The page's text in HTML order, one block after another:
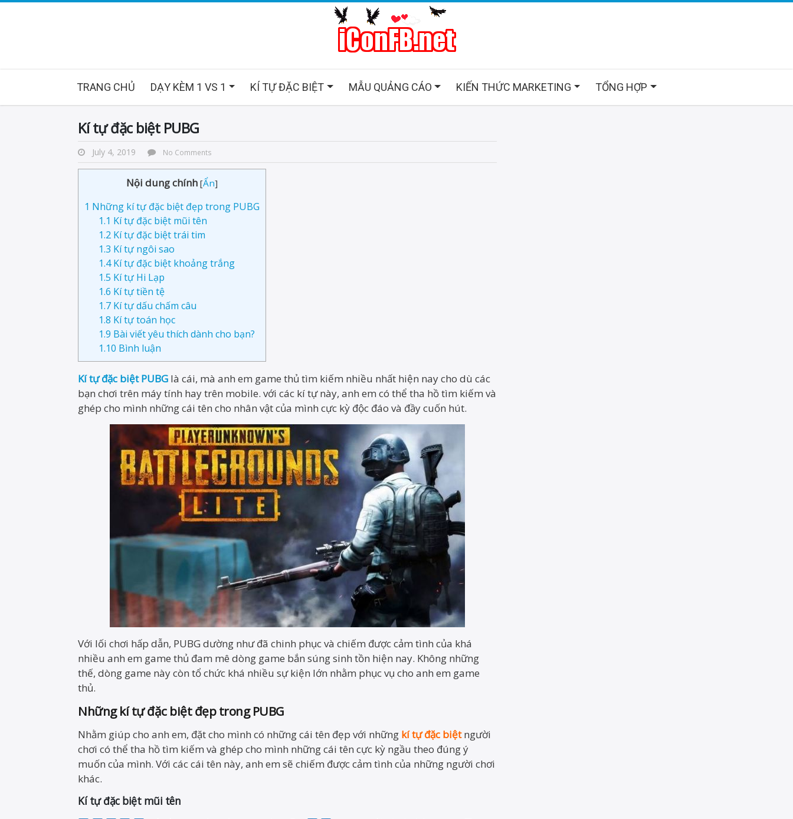
TRANG CHỦ DẠY KÈM 1 VS 1 KÍ TỰ ĐẶC BIỆT MẪU QUẢNG CÁO KIẾN THỨC MARKETING TỔNG HỢP
Kí tự đặc biệt PUBG
July 4, 2019 No Comments
Nội dung chính [Ẩn]
1 Những kí tự đặc biệt đẹp trong PUBG
1.1 Kí tự đặc biệt mũi tên
1.2 Kí tự đặc biệt trái tim
1.3 Kí tự ngôi sao
1.4Kí tự đặc biệt khoảng trắng
1.5 Kí tự Hi Lạp
1.6 Kí tự tiền tệ
1.7 Kí tự dấu chấm câu
1.8 Kí tự toán học
1.9 Bài viết yêu thích dành cho bạn?
1.10 Bình luận
Kí tự đặc biệt PUBG là cái, mà anh em game thủ tìm kiếm nhiều nhất hiện nay cho dù các
bạn chơi trên máy tính hay trên mobile. với các kí tự này, anh em có thể tha hồ tìm kiếm và
ghép cho mình những cái tên cho nhân vật của mình cực kỳ độc đáo và đầy cuốn hút.
Với lối chơi hấp dẫn, PUBG dường như đã chinh phục và chiếm được cảm tình của khá
nhiều anh em game thủ đam mê dòng game bắn súng sinh tồn hiện nay. Không những
thế, dòng game này còn tổ chức khá nhiều sự kiện lớn nhằm phục vụ cho anh em game
thủ.
Những kí tự đặc biệt đẹp trong PUBG
Nhằm giúp cho anh em, đặt cho mình có những cái tên đẹp với những kí tự đặc biệtngười
chơi có thể tha hồ tìm kiếm và ghép cho mình những cái tên cực kỳ ngầu theo đúng ý
muốn của mình. Với các cái tên này, anh em sẽ chiếm được cảm tình của những người chơi
khác.
Kí tự đặc biệt mũi tên